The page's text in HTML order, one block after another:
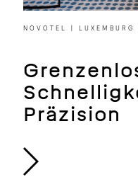
NOVOTEL | LUXEMBURG
Präzision